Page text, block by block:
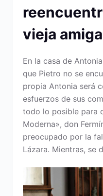
vieja
En la casa de
que Pietro no se
propia Antonia será
esfuerzos de sus
todo lo posible para
Moderna», don
preocupado por la
Lázara. Mientras, se